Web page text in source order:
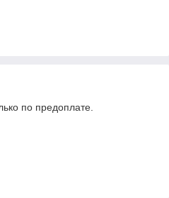
по предоплате.